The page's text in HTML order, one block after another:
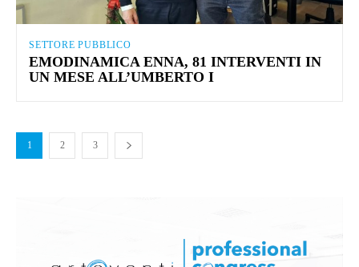
SETTORE PUBBLICO
EMODINAMICA ENNA, 81 INTERVENTI IN
UN MESE ALL’UMBERTO I
1 2 3